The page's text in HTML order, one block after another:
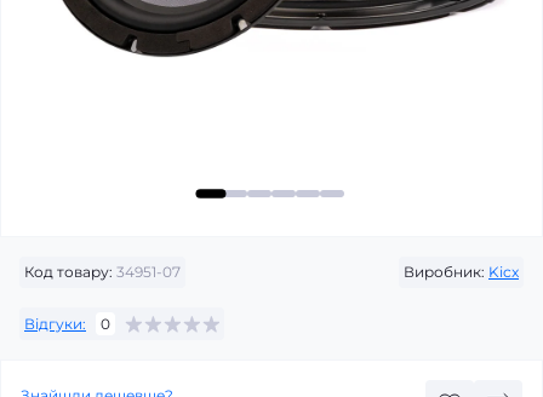
Код товару: 34951-07 Виробник: Kicx
Відгуки: 0